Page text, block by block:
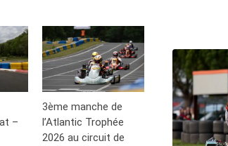
–
3ème manche de
l’Atlantic Trophée
2026 au circuit de